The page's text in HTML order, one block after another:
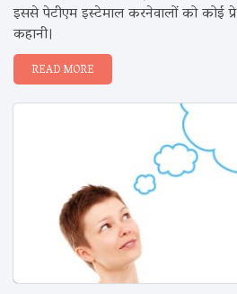
इससे पेटीएम इस्टेमाल करनेवालों को कोई
कहानी।
READ MORE